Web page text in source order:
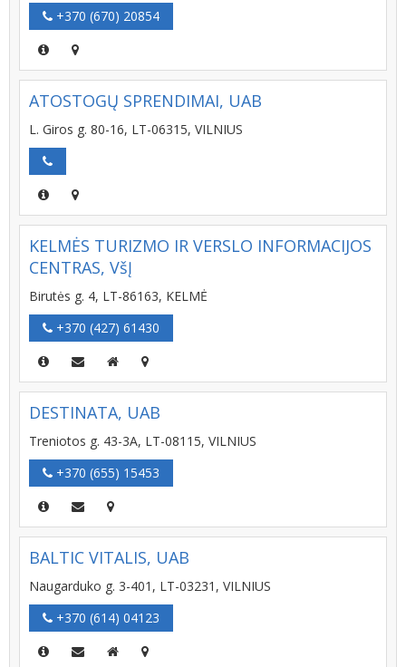
+370 (670) 20854
ATOSTOGŲ SPRENDIMAI, UAB
L. Giros g. 80-16, LT-06315, VILNIUS
KELMĖS TURIZMO IR VERSLO INFORMACIJOS
CENTRAS, VšĮ
Birutės g. 4, LT-86163, KELMĖ
+370 (427) 61430
DESTINATA, UAB
Treniotos g. 43-3A, LT-08115, VILNIUS
+370 (655) 15453
BALTIC VITALIS, UAB
Naugarduko g. 3-401, LT-03231, VILNIUS
+370 (614) 04123